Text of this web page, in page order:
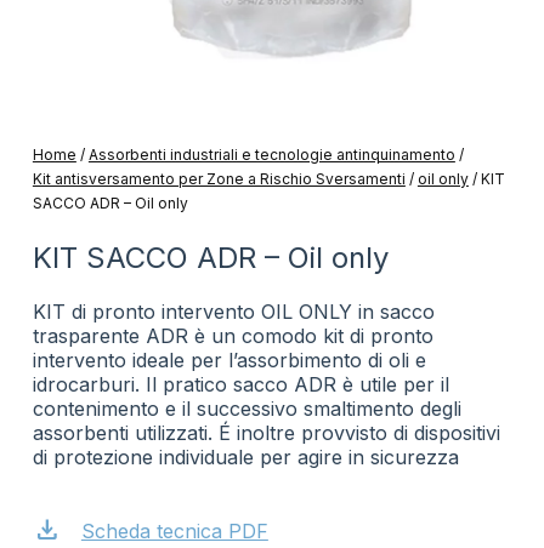
Home / Assorbenti industriali e tecnologie antinquinamento /
Kit antisversamento per Zone a Rischio Sversamenti / oil only / KIT
SACCO ADR – Oil only
KIT SACCO ADR – Oil only
KIT di pronto intervento OIL ONLY in sacco
trasparente ADR è un comodo kit di pronto
intervento ideale per l’assorbimento di oli e
idrocarburi. Il pratico sacco ADR è utile per il
contenimento e il successivo smaltimento degli
assorbenti utilizzati. É inoltre provvisto di dispositivi
di protezione individuale per agire in sicurezza
download Scheda tecnica PDF